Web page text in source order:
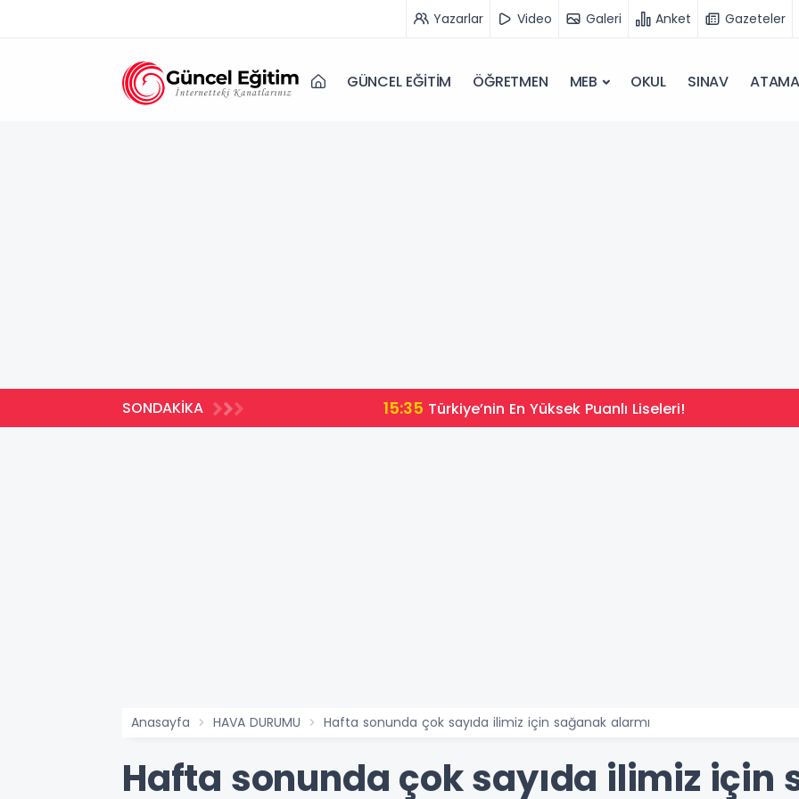
Yazarlar Video Galeri Anket Gazeteler
GÜNCEL EĞİTİM ÖĞRETMEN MEB OKUL SINAV ATAMA
SONDAKİKA Türkiye’nin En Yüksek Puanlı Liseleri!
Anasayfa HAVA DURUMU Hafta sonunda çok sayıda ilimiz için sağanak alarmı
Hafta sonunda çok sayıda ilimiz için